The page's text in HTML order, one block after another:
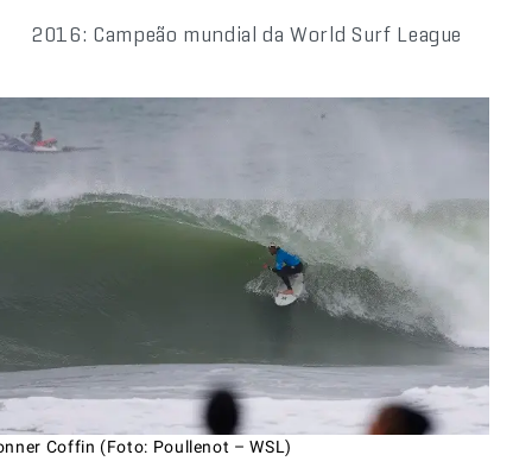
2016: Campeão mundial da World Surf League
Coffin (Foto: Poullenot – WSL)